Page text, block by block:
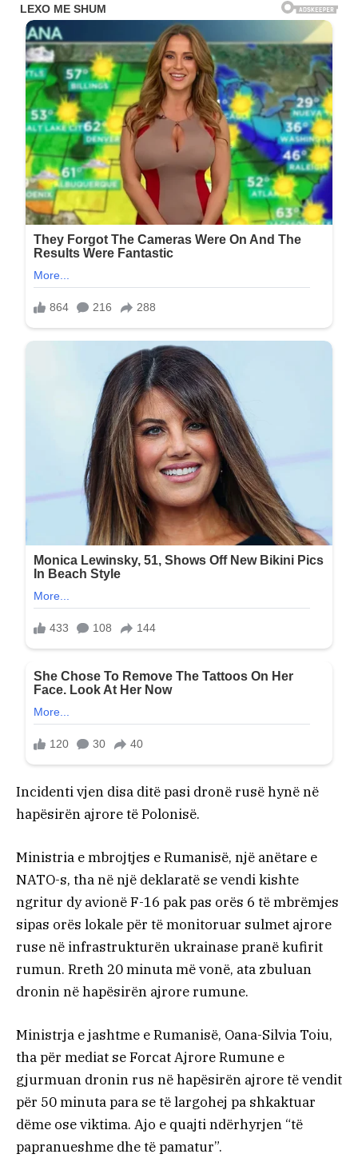
Incidenti vjen disa ditë pasi dronë rusë hynë në
hapësirën ajrore të Polonisë.
Ministria e mbrojtjes e Rumanisë, një anëtare e
NATO-s, tha në një deklaratë se vendi kishte
ngritur dy avionë F-16 pak pas orës 6 të mbrëmjes
sipas orës lokale për të monitoruar sulmet ajrore
ruse në infrastrukturën ukrainase pranë kufirit
rumun. Rreth 20 minuta më vonë, ata zbuluan
dronin në hapësirën ajrore rumune.
Ministrja e jashtme e Rumanisë, Oana-Silvia Toiu,
tha për mediat se Forcat Ajrore Rumune e
gjurmuan dronin rus në hapësirën ajrore të vendit
për 50 minuta para se të largohej pa shkaktuar
dëme ose viktima. Ajo e quajti ndërhyrjen “të
papranueshme dhe të pamatur”.